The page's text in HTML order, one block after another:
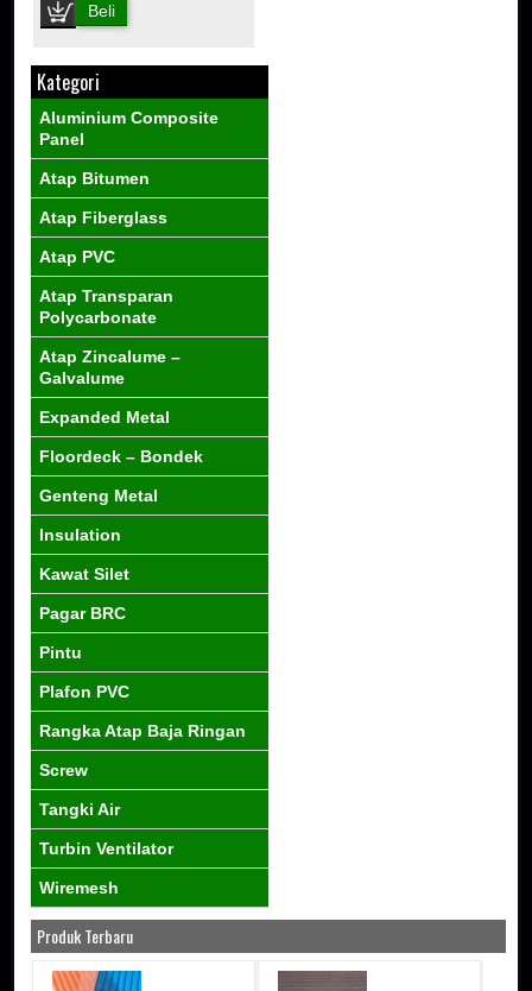
Beli
Kategori
Aluminium Composite
Panel
Atap Bitumen
Atap Fiberglass
Atap PVC
Atap Transparan
Polycarbonate
Atap Zincalume –
Galvalume
Expanded Metal
Floordeck – Bondek
Genteng Metal
Insulation
Kawat Silet
Pagar BRC
Pintu
Plafon PVC
Rangka Atap Baja Ringan
Screw
Tangki Air
Turbin Ventilator
Wiremesh
Produk Terbaru